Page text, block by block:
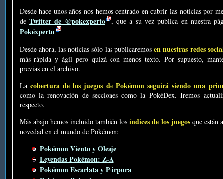
Desde hace unos años nos hemos centrado en cubrir las noticias por
de Twitter de @pokexperto , que a su vez publica en nuestra
Pokéxperto
Desde ahora, las noticias sólo las publicaremosen nuestras redes
más rápida y ágil pero quizá con menos texto. Por supuesto,
previas en el archivo.
La cobertura de los juegos de Pokémon seguirá siendo una
como la renovación de secciones como la PokéDex. Iremos
respecto.
Más abajo hemos incluido también losíndices de los juegosque están
novedad en el mundo de Pokémon:
Pokémon Viento y Oleaje
Leyendas Pokémon: Z-A
Pokémon Escarlata y Púrpura